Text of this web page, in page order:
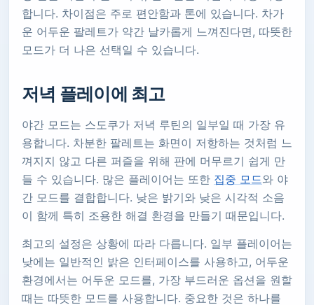
합니다. 차이점은 주로 편안함과 톤에 있습니다. 차가
운 어두운 팔레트가 약간 날카롭게 느껴진다면, 따뜻한
모드가 더 나은 선택일 수 있습니다.
저녁 플레이에 최고
야간 모드는 스도쿠가 저녁 루틴의 일부일 때 가장 유
용합니다. 차분한 팔레트는 화면이 저항하는 것처럼 느
껴지지 않고 다른 퍼즐을 위해 판에 머무르기 쉽게 만
들 수 있습니다. 많은 플레이어는 또한 집중 모드와 야
간 모드를 결합합니다. 낮은 밝기와 낮은 시각적 소음
이 함께 특히 조용한 해결 환경을 만들기 때문입니다.
최고의 설정은 상황에 따라 다릅니다. 일부 플레이어는
낮에는 일반적인 밝은 인터페이스를 사용하고, 어두운
환경에서는 어두운 모드를, 가장 부드러운 옵션을 원할
때는 따뜻한 모드를 사용합니다. 중요한 것은 하나를